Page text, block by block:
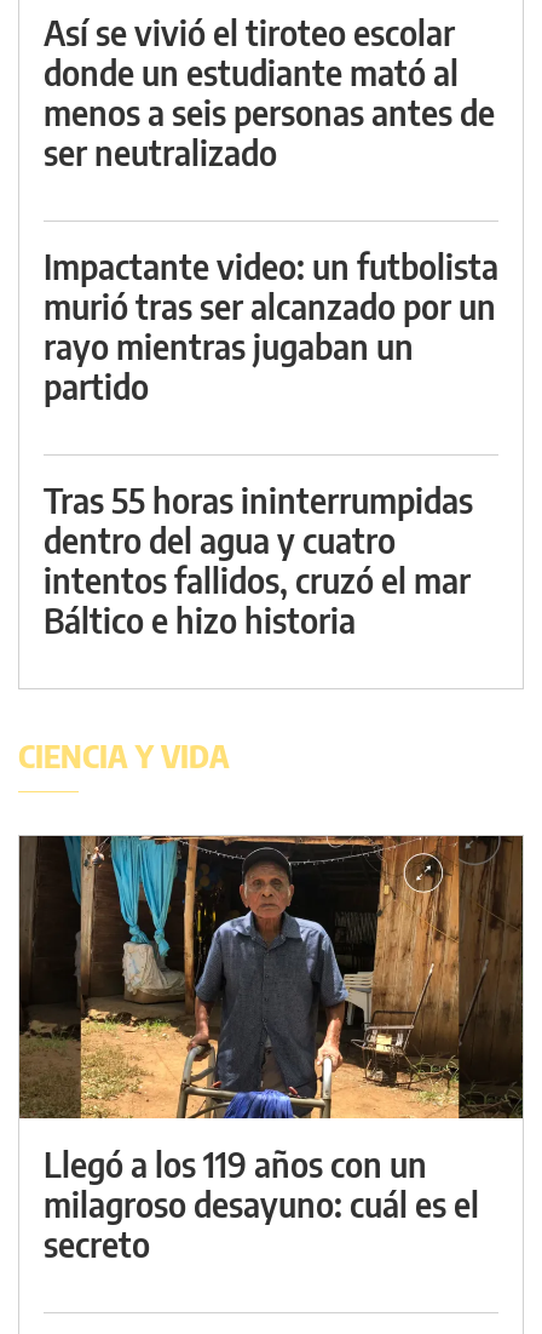
Así se vivió el tiroteo escolar
donde un estudiante mató al
menos a seis personas antes de
ser neutralizado
Impactante video: un futbolista
murió tras ser alcanzado por un
rayo mientras jugaban un
partido
Tras 55 horas ininterrumpidas
dentro del agua y cuatro
intentos fallidos, cruzó el mar
Báltico e hizo historia
CIENCIA Y VIDA
Llegó a los 119 años con un
milagroso desayuno: cuál es el
secreto